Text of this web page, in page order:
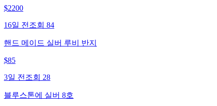
$2200
16일 전 조회 84
핸드 메이드 실버 루비 반지
$85
3일 전 조회 28
블루스톤에 실버 8호